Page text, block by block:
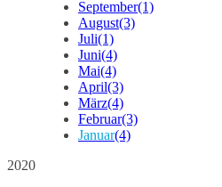
September(1)
August(3)
Juli(1)
Juni(4)
Mai(4)
April(3)
März(4)
Februar(3)
Januar(4)
2020